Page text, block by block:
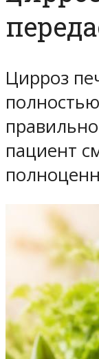
Цирроз
пациент